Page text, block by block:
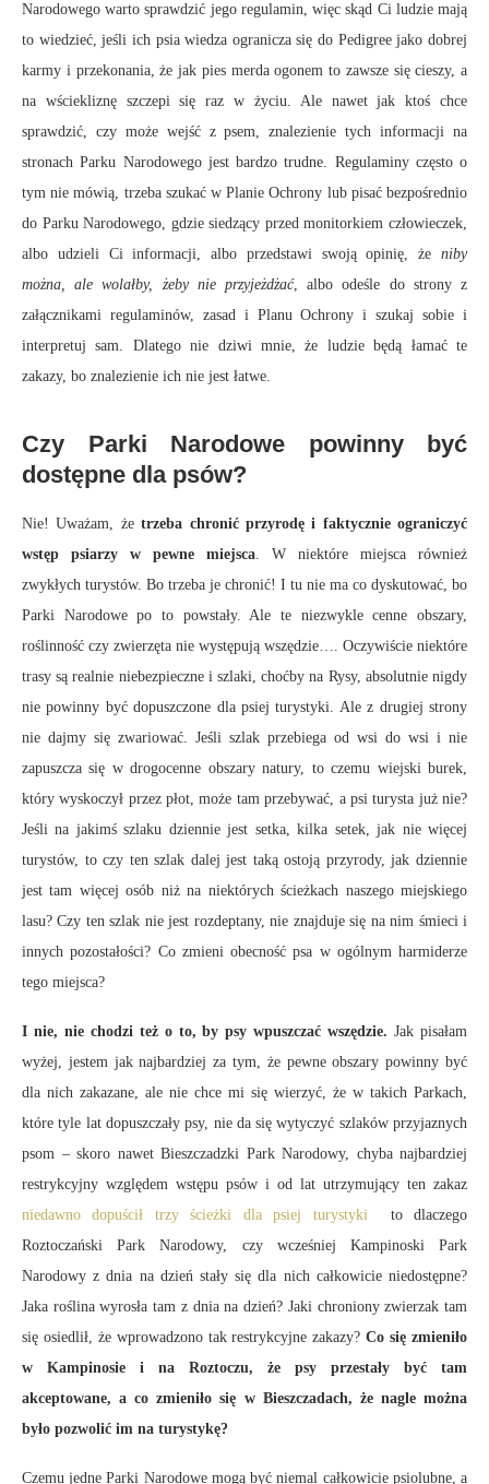
Narodowego warto sprawdzić jego regulamin, więc skąd Ci ludzie mają
to wiedzieć, jeśli ich psia wiedza ogranicza się do Pedigree jako dobrej
karmy i przekonania, że jak pies merda ogonem to zawsze się cieszy, a
na wściekliznę szczepi się raz w życiu. Ale nawet jak ktoś chce
sprawdzić, czy może wejść z psem, znalezienie tych informacji na
stronach Parku Narodowego jest bardzo trudne. Regulaminy często o
tym nie mówią, trzeba szukać w Planie Ochrony lub pisać bezpośrednio
do Parku Narodowego, gdzie siedzący przed monitorkiem człowieczek,
albo udzieli Ci informacji, albo przedstawi swoją opinię, że niby
można, ale wolałby, żeby nie przyjeżdżać, albo odeśle do strony z
załącznikami regulaminów, zasad i Planu Ochrony i szukaj sobie i
interpretuj sam. Dlatego nie dziwi mnie, że ludzie będą łamać te
zakazy, bo znalezienie ich nie jest łatwe.
Czy Parki Narodowe powinny być
dostępne dla psów?
Nie! Uważam, żetrzeba chronić przyrodę i faktycznie ograniczyć
wstęp psiarzy w pewne miejsca. W niektóre miejsca również
zwykłych turystów. Bo trzeba je chronić! I tu nie ma co dyskutować, bo
Parki Narodowe po to powstały. Ale te niezwykle cenne obszary,
roślinność czy zwierzęta nie występują wszędzie…. Oczywiście niektóre
trasy są realnie niebezpieczne i szlaki, choćby na Rysy, absolutnie nigdy
nie powinny być dopuszczone dla psiej turystyki. Ale z drugiej strony
nie dajmy się zwariować. Jeśli szlak przebiega od wsi do wsi i nie
zapuszcza się w drogocenne obszary natury, to czemu wiejski burek,
który wyskoczył przez płot, może tam przebywać, a psi turysta już nie?
Jeśli na jakimś szlaku dziennie jest setka, kilka setek, jak nie więcej
turystów, to czy ten szlak dalej jest taką ostoją przyrody, jak dziennie
jest tam więcej osób niż na niektórych ścieżkach naszego miejskiego
lasu? Czy ten szlak nie jest rozdeptany, nie znajduje się na nim śmieci i
innych pozostałości? Co zmieni obecność psa w ogólnym harmiderze
tego miejsca?
I nie, nie chodzi też o to, by psy wpuszczać wszędzie. Jak pisałam
wyżej, jestem jak najbardziej za tym, że pewne obszary powinny być
dla nich zakazane, ale nie chce mi się wierzyć, że w takich Parkach,
które tyle lat dopuszczały psy, nie da się wytyczyć szlaków przyjaznych
psom – skoro nawet Bieszczadzki Park Narodowy, chyba najbardziej
restrykcyjny względem wstępu psów i od lat utrzymujący ten zakaz
niedawno dopuścił trzy ścieżki dla psiej turystykito dlaczego
Roztoczański Park Narodowy, czy wcześniej Kampinoski Park
Narodowy z dnia na dzień stały się dla nich całkowicie niedostępne?
Jaka roślina wyrosła tam z dnia na dzień? Jaki chroniony zwierzak tam
się osiedlił, że wprowadzono tak restrykcyjne zakazy?Co się zmieniło
w Kampinosie i na Roztoczu, że psy przestały być tam
akceptowane, a co zmieniło się w Bieszczadach, że nagle można
było pozwolić im na turystykę?
Czemu jedne Parki Narodowe mogą być niemal całkowicie psiolubne, a